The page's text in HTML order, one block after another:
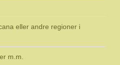
eller andre regioner i
m.m.